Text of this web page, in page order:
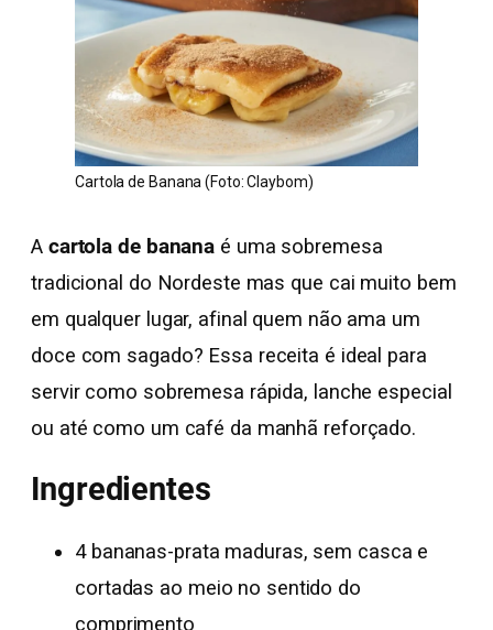
Cartola de Banana (Foto: Claybom)
A cartola de banana é uma sobremesa
tradicional do Nordeste mas que cai muito bem
em qualquer lugar, afinal quem não ama um
doce com sagado? Essa receita é ideal para
servir como sobremesa rápida, lanche especial
ou até como um café da manhã reforçado.
Ingredientes
4 bananas-prata maduras, sem casca e
cortadas ao meio no sentido do
comprimento